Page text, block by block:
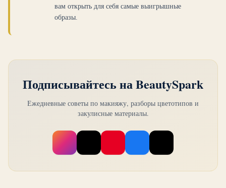
мягким персиковым и шампанским тонам, вы,
скорее всего, Светлая Весна. Изучите наше
вам открыть для себя самые выигрышные
образы.
Подписывайтесь на BeautySpark
Ежедневные советы по макияжу, разборы цветотипов и
закулисные материалы.